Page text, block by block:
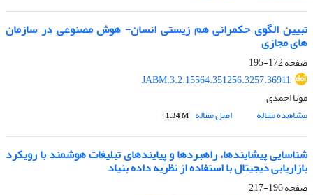
تبیین الگوی حکمرانی هم زیستی انسان- هوش مصنوعی در سازمان
های مجازی
صفحه172-195
JABM.3.2.15564.351256.3257.36911
مونا احمدی
مشاهده مقاله
اصل مقاله 1.34 M
شناسایی پیشایندها، راهبردها و پیایندهای تبلیغات هوشمند با رویکرد
بازاریابی دیجیتال با استفاده از نظریه داده بنیاد
صفحه196-217